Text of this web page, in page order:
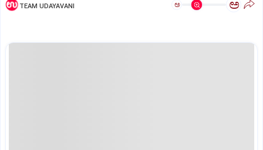
TEAM UDAYAVANI ಅ ಅ